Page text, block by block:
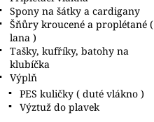
Spony na šátky a cardigany
Šňůry kroucené a proplétané (
lana )
Tašky, kufříky, batohy na
klubíčka
Výplň
PES kuličky ( duté vlákno )
Výztuž do plavek